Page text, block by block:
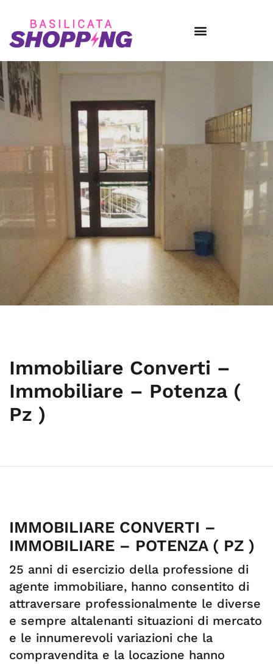
Immobiliare Converti –
Immobiliare – Potenza (
Pz )
IMMOBILIARE CONVERTI –
IMMOBILIARE – POTENZA ( PZ )
25 anni di esercizio della professione di
agente immobiliare, hanno consentito di
attraversare professionalmente le diverse
e sempre altalenanti situazioni di mercato
e le innumerevoli variazioni che la
compravendita e la locazione hanno